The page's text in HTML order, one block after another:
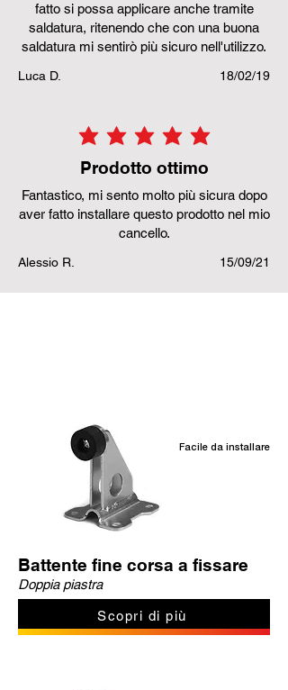
fatto si possa applicare anche tramite
saldatura, ritenendo che con una buona
saldatura mi sentirò più sicuro nell'utilizzo.
Luca D. 18/02/19
la valutazione media è 5 su
Prodotto ottimo
Fantastico, mi sento molto più sicura dopo
aver fatto installare questo prodotto nel mio
cancello.
Alessio R. 15/09/21
Facile da installare
Battente fine corsa a fissare
Doppia piastra
Scopri di più